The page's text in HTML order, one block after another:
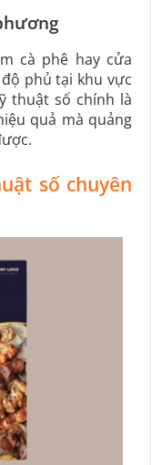
cà phê hay cửa
phủ tại khu vực
thuật số chính là
quả mà quảng
số chuyên